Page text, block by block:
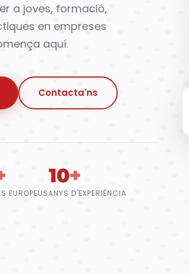
a joves, formació,
en empreses
aquí.
Contacta'ns
EUROPEUS
10+
ANYS D'EXPERIÈNCIA